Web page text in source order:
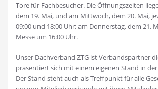
Tore für Fachbesucher. Die Öffnungszeiten
dem 19. Mai, und am Mittwoch, dem 20. Mai,
09:00 und 18:00 Uhr; am Donnerstag, dem 21.
Messe um 16:00 Uhr.
Unser Dachverband ZTG ist Verbandspartner
präsentiert sich mit einem eigenen Stand in
Der Stand steht auch als Treffpunkt für alle